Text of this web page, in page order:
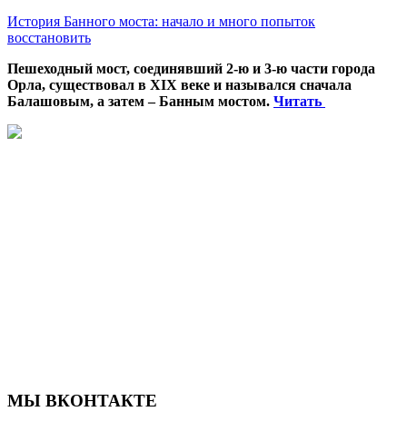
История Банного моста: начало и много попыток
восстановить
Пешеходный мост, соединявший 2-ю и 3-ю части города
Орла, существовал в XIX веке и назывался сначала
Балашовым, а затем – Банным мостом. Читать
МЫ ВКОНТАКТЕ